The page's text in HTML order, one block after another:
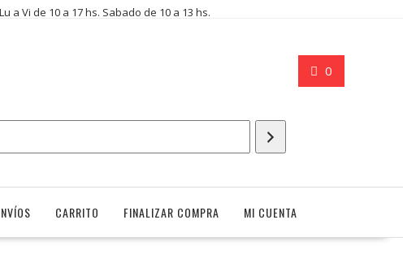
Lu a Vi de 10 a 17 hs. Sabado de 10 a 13 hs.
0
CARRITO FINALIZAR COMPRA MI CUENTA